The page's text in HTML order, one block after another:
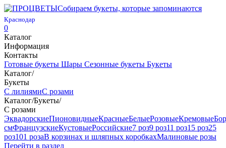
Собираем букеты, которые запоминаются
Краснодар
0
Каталог
Информация
Контакты
Готовые букеты Шары Сезонные букеты Букеты
Каталог/
Букеты
С лилиямиС розами
Каталог/Букеты/
С розами
ЭквадорскиеПионовидныеКрасныеБелыеРозовыеКремовые
смФранцузскиеКустовыеРоссийские7 роз9 роз11 роз15 роз25
роз101 розаВ корзинах и шляпных коробкахМалиновые розы
Перейти в раздел